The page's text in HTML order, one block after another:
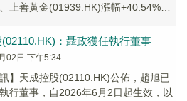
上善黃金(01939.HK)漲幅+40.54%、
：聶政獲任執行董事
02日 下午5:34
訊】天成控股(02110.HK)公佈，趙旭已
行董事，自2026年6月2日起生效，以